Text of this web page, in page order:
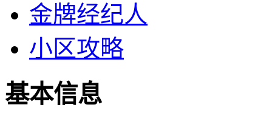
金牌经纪人
小区攻略
基本信息